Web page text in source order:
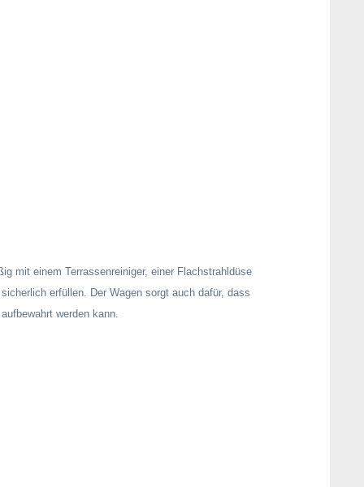
mit einem Terrassenreiniger, einer Flachstrahldüse
erfüllen. Der Wagen sorgt auch dafür, dass
werden kann.